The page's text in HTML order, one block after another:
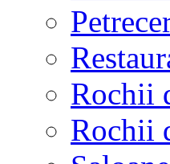
Rochii
Rochii